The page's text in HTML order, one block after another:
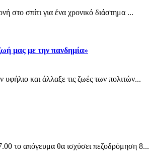
στο σπίτι για ένα χρονικό διάστημα ...
μας με την πανδημία»
και άλλαξε τις ζωές των πολιτών...
το απόγευμα θα ισχύσει πεζοδρόμηση 8...